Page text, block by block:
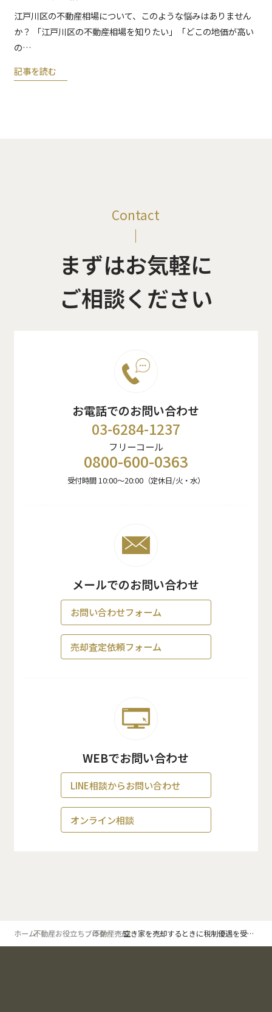
江戸川区の不動産相場について、このような悩みはありません
か？ 「江戸川区の不動産相場を知りたい」「どこの地価が高い
の…
記事を読む
Contact
まずはお気軽に
ご相談ください
お電話でのお問い合わせ
03-6284-1237
フリーコール
0800-600-0363
受付時間 10:00〜20:00（定休日/火・水）
メールでのお問い合わせ
お問い合わせフォーム
売却査定依頼フォーム
WEBでお問い合わせ
LINE相談からお問い合わせ
オンライン相談
ホーム不動産お役立ちブログ不動産売却 空き家を売却するときに税制優遇を受ける方法とは？